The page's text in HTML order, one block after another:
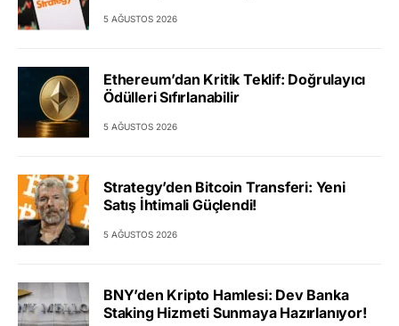
5 AĞUSTOS 2026
Ethereum’dan Kritik Teklif: Doğrulayıcı
Ödülleri Sıfırlanabilir
5 AĞUSTOS 2026
Strategy’den Bitcoin Transferi: Yeni
Satış İhtimali Güçlendi!
5 AĞUSTOS 2026
BNY’den Kripto Hamlesi: Dev Banka
Staking Hizmeti Sunmaya Hazırlanıyor!